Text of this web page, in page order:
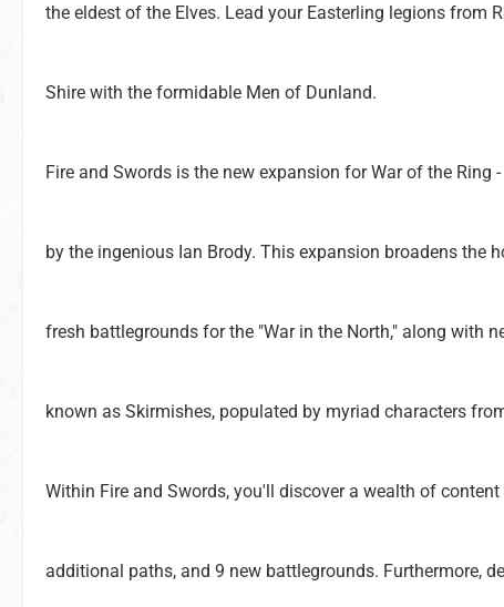
the eldest of the Elves. Lead your Easterling legions from
Shire with the formidable Men of Dunland.
Fire and Swords is the new expansion for War of the Ring
by the ingenious Ian Brody. This expansion broadens the
fresh battlegrounds for the "War in the North," along with
known as Skirmishes, populated by myriad characters
Within Fire and Swords, you'll discover a wealth of
additional paths, and 9 new battlegrounds. Furthermore,